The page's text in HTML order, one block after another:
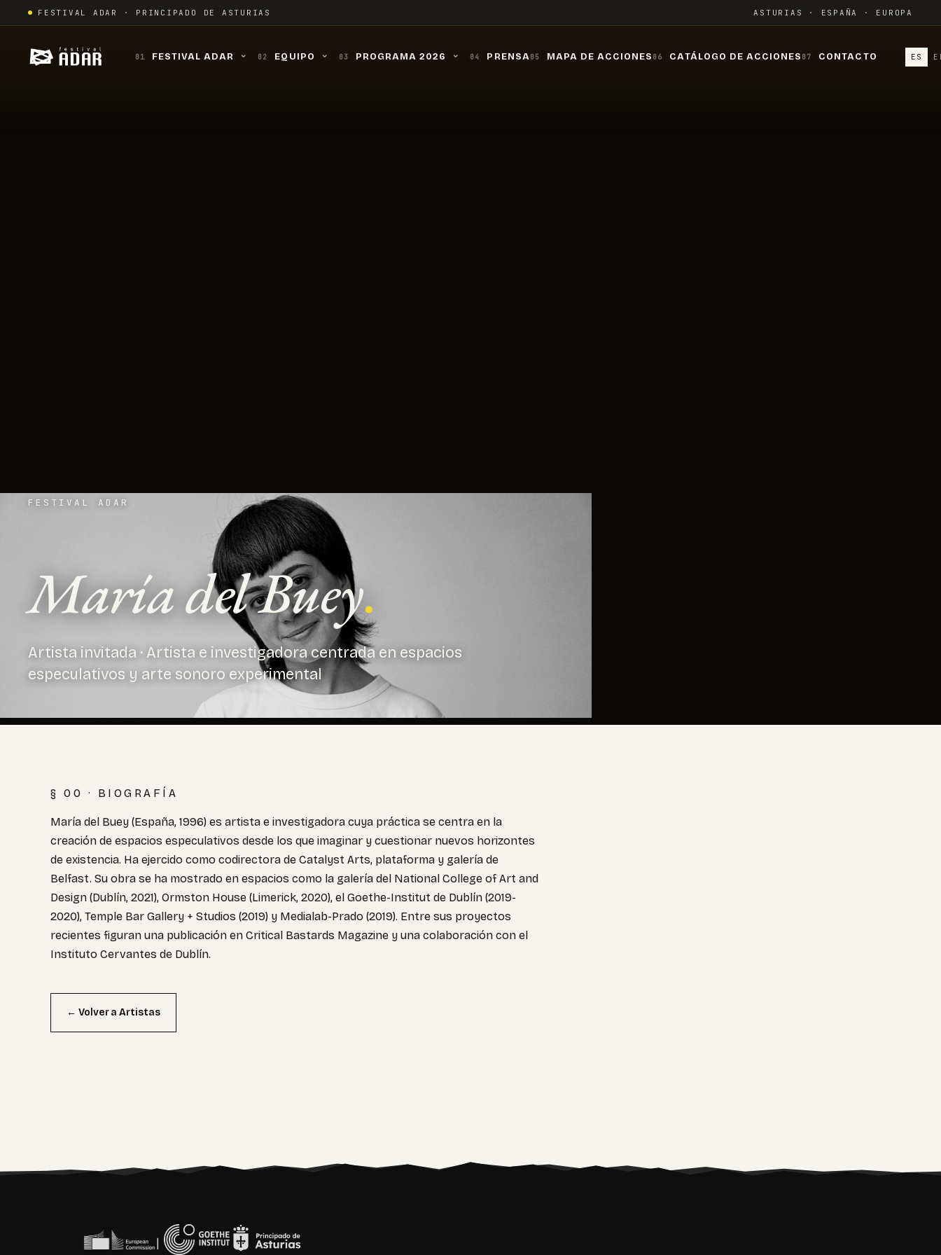
content
FESTIVAL ADAR · PRINCIPADO DE ASTURIAS ASTURIAS · ESPAÑA · EUROPA
01 FESTIVAL ADAR › 02 EQUIPO › 03 PROGRAMA 2026 › 04 PRENSA05 MAPA DE ACCIONES 06 CATÁLOGO DE ACCIONES 07 CONTACTO ES
FESTIVAL ADAR
María del Buey.
Artista invitada · Artista e investigadora centrada en espacios
especulativos y arte sonoro experimental
§ 00 · BIOGRAFÍA
María del Buey (España, 1996) es artista e investigadora cuya práctica se centra en la
creación de espacios especulativos desde los que imaginar y cuestionar nuevos horizontes
de existencia. Ha ejercido como codirectora de Catalyst Arts, plataforma y galería de
Belfast. Su obra se ha mostrado en espacios como la galería del National College of Art and
Design (Dublín, 2021), Ormston House (Limerick, 2020), el Goethe-Institut de Dublín (2019-
2020), Temple Bar Gallery + Studios (2019) y Medialab-Prado (2019). Entre sus proyectos
recientes figuran una publicación en Critical Bastards Magazine y una colaboración con el
Instituto Cervantes de Dublín.
← Volver a Artistas